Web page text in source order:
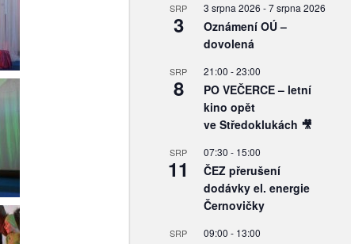
SRP
3
3 srpna 2026 -7 srpna 2026
Oznámení OÚ –
dovolená
SRP
8
21:00 -23:00
PO VEČERCE – letní
kino opět
ve Středoklukách 🎥
SRP
11
07:30 - 15:00
ČEZ přerušení
dodávky el. energie
Černovičky
SRP 09:00 - 13:00